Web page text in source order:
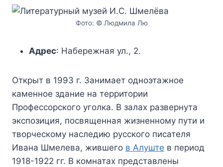
Фото: © Людмила Лю
Адрес: Набережная ул., 2.
Открыт в 1993 г. Занимает одноэтажное
каменное здание на территории
Профессорского уголка. В залах развернута
экспозиция, посвященная жизненному пути и
творческому наследию русского писателя
Ивана Шмелева, жившего в Алуште в период
1918-1922 гг. В комнатах представлены